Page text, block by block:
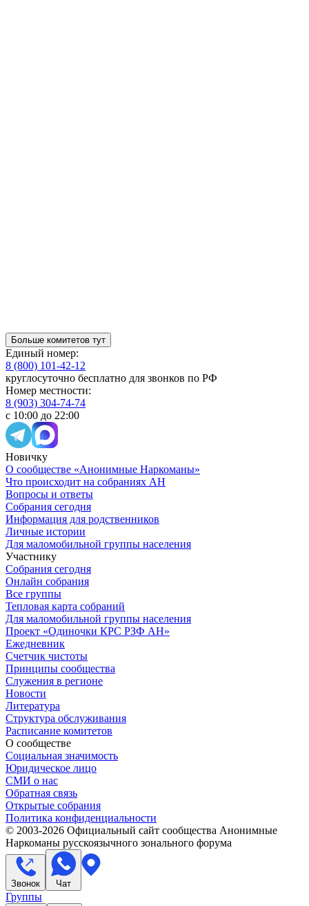
Больше комитетов тут
Единый номер:
8 (800) 101-42-12
круглосуточно бесплатно для звонков по РФ
Номер местности:
8 (903) 304-74-74
с 10:00 до 22:00
Новичку
О сообществе «Анонимные Наркоманы»
Что происходит на собраниях АН
Вопросы и ответы
Собрания сегодня
Информация для родственников
Личные истории
Для маломобильной группы населения
Участнику
Собрания сегодня
Онлайн собрания
Все группы
Тепловая карта собраний
Для маломобильной группы населения
Проект «Одиночки КРС РЗФ АН»
Ежедневник
Счетчик чистоты
Принципы сообщества
Служения в регионе
Новости
Литература
Структура обслуживания
Расписание комитетов
О сообществе
Социальная значимость
Юридическое лицо
СМИ о нас
Обратная связь
Открытые собрания
Политика конфиденциальности
© 2003-2026 Официальный сайт сообщества Анонимные
Наркоманы русскоязычного зонального форума
Звонок Чат
Группы